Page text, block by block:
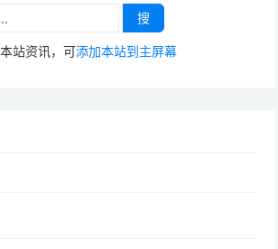
搜
站资讯，可添加本站到主屏幕